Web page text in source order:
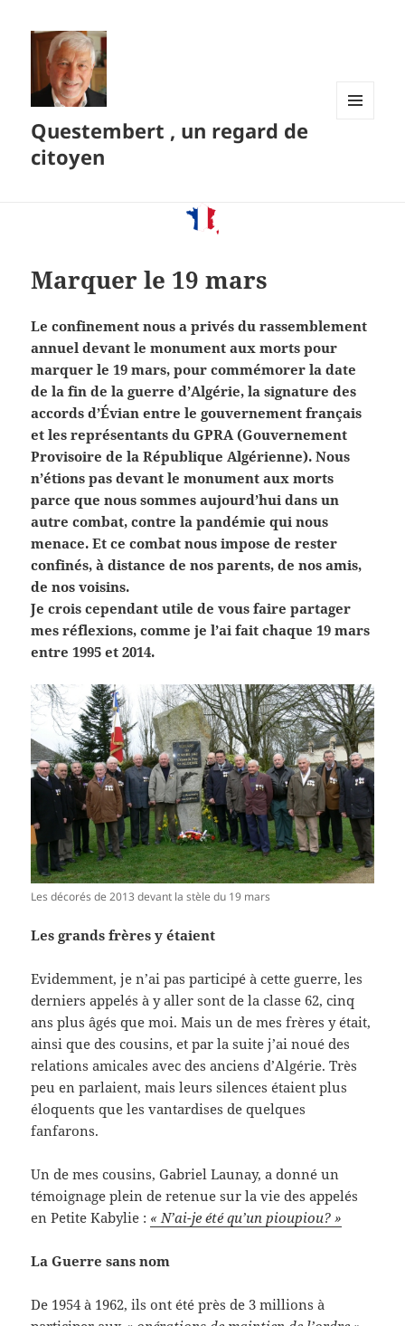
Questembert , un regard de
citoyen
Marquer le 19 mars
Le confinement nous a privés du rassemblement
annuel devant le monument aux morts pour
marquer le 19 mars, pour commémorer la date
de la fin de la guerre d’Algérie, la signature des
accords d’Évian entre le gouvernement français
et les représentants du GPRA (Gouvernement
Provisoire de la République Algérienne). Nous
n’étions pas devant le monument aux morts
parce que nous sommes aujourd’hui dans un
autre combat, contre la pandémie qui nous
menace. Et ce combat nous impose de rester
confinés, à distance de nos parents, de nos amis,
de nos voisins.
Je crois cependant utile de vous faire partager
mes réflexions, comme je l’ai fait chaque 19 mars
entre 1995 et 2014.
Les décorés de 2013 devant la stèle du 19 mars
Les grands frères y étaient
Evidemment, je n’ai pas participé à cette guerre, les
derniers appelés à y aller sont de la classe 62, cinq
ans plus âgés que moi. Mais un de mes frères y était,
ainsi que des cousins, et par la suite j’ai noué des
relations amicales avec des anciens d’Algérie. Très
peu en parlaient, mais leurs silences étaient plus
éloquents que les vantardises de quelques
fanfarons.
Un de mes cousins, Gabriel Launay, a donné un
témoignage plein de retenue sur la vie des appelés
en Petite Kabylie : « N’ai-je été qu’un pioupiou? »
La Guerre sans nom
De 1954 à 1962, ils ont été près de 3 millions à